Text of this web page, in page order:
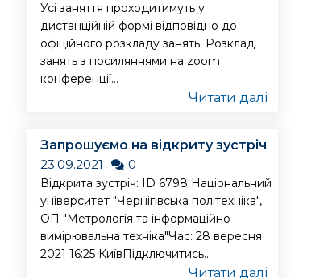
Усі заняття проходитимуть у
дистанційній формі відповідно до
офіційного розкладу занять. Розклад
занять з посиляннями на zoom
конференції...
Читати далі
Запрошуємо на відкриту зустріч
23.09.2021
0
Відкрита зустріч: ID 6798 Національний
університет "Чернігівська політехніка",
ОП "Метрологія та інформаційно-
вимірювальна техніка"Час: 28 вересня
2021 16:25 КиївПідключитись...
Читати далі